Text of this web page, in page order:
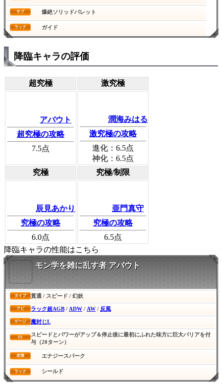
サブ 爆絶ソリッドバレット
ラック ガイド
降臨キャラの評価
超究極 激究極
アバウト
超究極の攻略
7.5点
潤海みはる
激究極の攻略
進化： 6.5点
神化： 6.5点
究極
究極/制限
辰見あかり
究極の攻略
6.0点
亜門真守
究極の攻略
6.5点
降臨キャラの性能はこちら
モン学を雑に乱す者 アバウト
タイプ 貫通 / スピード / 幻妖
アビ ラック超AGB / ADW / AW / 反風
ゲージ 魔封じL
SS
スピードとパワーがアップ＆停止後に最初にふれた味方に巨大バリアを付
与（20ターン）
友情 エナジースパーク
ラック シールド